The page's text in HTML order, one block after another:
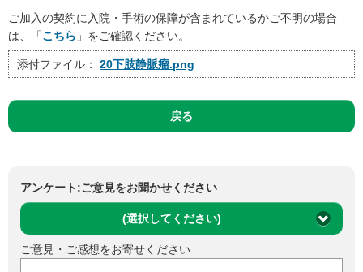
ご加入の契約に入院・手術の保障が含まれているかご不明の場合
は、「こちら 」をご確認ください。
添付ファイル： 20下肢静脈瘤.png
戻る
アンケート:ご意見をお聞かせください
(選択してください)
ご意見・ご感想をお寄せください